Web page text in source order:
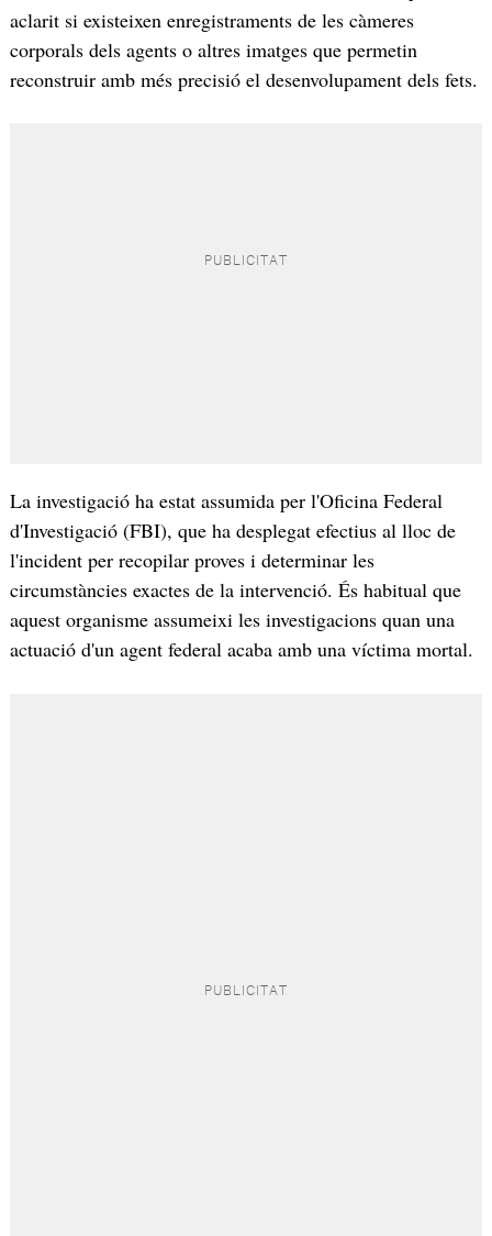
aclarit si existeixen enregistraments de les càmeres
corporals dels agents o altres imatges que permetin
reconstruir amb més precisió el desenvolupament dels fets.
La investigació ha estat assumida per l'Oficina Federal
d'Investigació (FBI), que ha desplegat efectius al lloc de
l'incident per recopilar proves i determinar les
circumstàncies exactes de la intervenció. És habitual que
aquest organisme assumeixi les investigacions quan una
actuació d'un agent federal acaba amb una víctima mortal.